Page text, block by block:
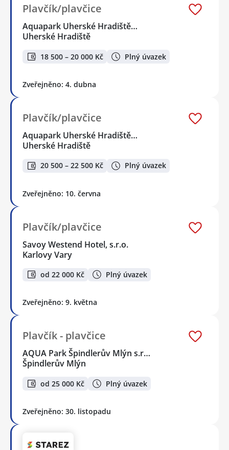
Plavčík/plavčice
Aquapark Uherské Hradiště…
Uherské Hradiště
18 500 – 20 000 Kč Plný úvazek
Zveřejněno: 4. dubna
Plavčík/plavčice
Aquapark Uherské Hradiště…
Uherské Hradiště
20 500 – 22 500 Kč Plný úvazek
Zveřejněno: 10. června
Plavčík/plavčice
Savoy Westend Hotel, s.r.o.
Karlovy Vary
od 22 000 Kč Plný úvazek
Zveřejněno: 9. května
Plavčík - plavčice
AQUA Park Špindlerův Mlýn s.r…
Špindlerův Mlýn
od 25 000 Kč Plný úvazek
Zveřejněno: 30. listopadu